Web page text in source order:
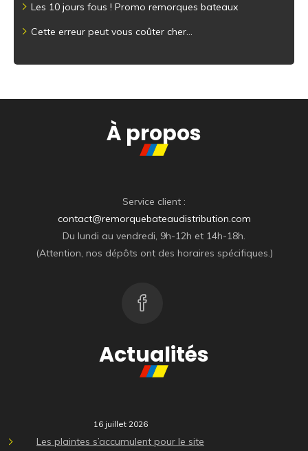
Les 10 jours fous ! Promo remorques bateaux
Cette erreur peut vous coûter cher…
À propos
Service client :
contact@remorquebateaudistribution.com
Du lundi au vendredi, 9h-12h et 14h-18h.
(Attention, nos dépôts ont des horaires spécifiques.)
Actualités
16 juillet 2026
Les plaintes s’accumulent pour le site